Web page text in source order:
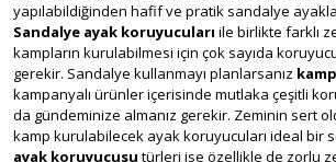
yapılabildiğinden hafif ve pratik sandalye
Sandalye ayak koruyucuları ile birlikte farklı
kampların kurulabilmesi için çok sayıda
gerekir. Sandalye kullanmayı planlarsanız
kampanyalı ürünler içerisinde mutlaka çeşitli
da gündeminize almanız gerekir. Zeminin sert
kamp kurulabilecek ayak koruyucuları ideal bir
ayak koruyucusu türleri ise özellikle de zorlu